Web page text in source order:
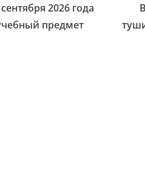
2026 года
предмет